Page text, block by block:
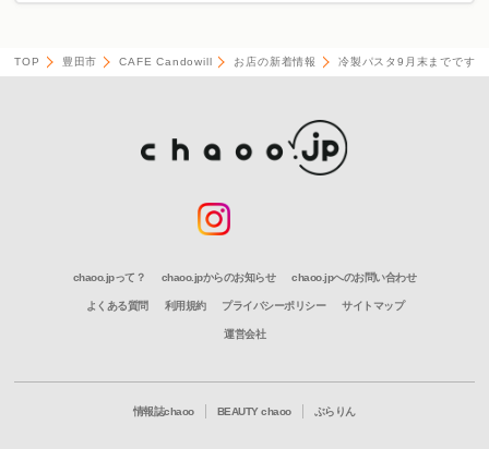
TOP 豊田市 CAFE Candowill お店の新着情報 冷製パスタ9月末までです♪
chaoo.jpって？ chaoo.jpからのお知らせ chaoo.jpへのお問い合わせ
よくある質問 利用規約 プライバシーポリシー サイトマップ
運営会社
情報誌chaoo BEAUTY chaoo ぶらりん